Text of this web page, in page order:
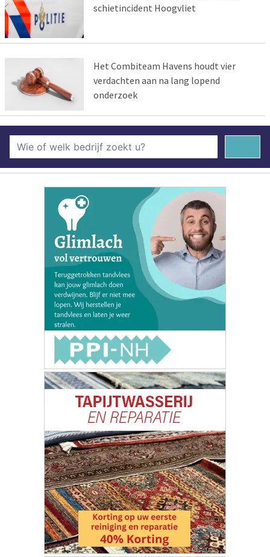
schietincident Hoogvliet
Het Combiteam Havens houdt vier
verdachten aan na lang lopend
onderzoek